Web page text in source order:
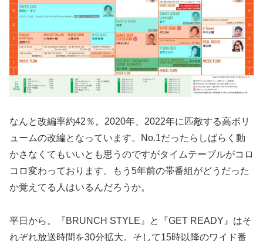
なんと改編率約42％。2020年、2022年に匹敵する高ボリ
ュームの改編となっています。No.1だったらしばらく動
かさなくてもいいとも思うのですがタイムテーブルがコロ
コロ変わっております。もう5年前の帯番組がどうだった
か覚えてる人はいるんだろうか。
平日から。『BRUNCH STYLE』と『GET READY』はそ
れぞれ放送時間を30分拡大。そして15時以降のワイド番